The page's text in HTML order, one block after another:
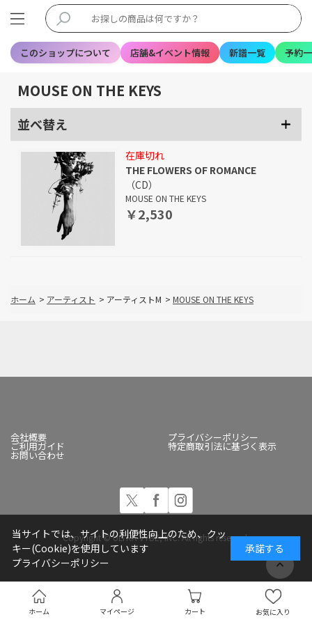
このショップについて 店舗&イベント情報 新譜一覧 予約
ホーム マイページ カート お気に入り
MOUSE ON THE KEYS
並べ替え
在庫切れ
THE FLOWERS OF ROMANCE
（CD）
MOUSE ON THE KEYS
￥2,530
ホーム > アーティスト > アーティストM > MOUSE ON THE KEYS
会社概要 プライバシーポリシー
ご利用ガイド 特定商取引法に基づく表示
お問い合わせ
Copyright © ULTRA-VYBE, INC. All rights reserved.
当サイトでは、サイトの利便性向上のため、クッ
キー(Cookie)を使用しています
プライバシーポリシー
承諾する